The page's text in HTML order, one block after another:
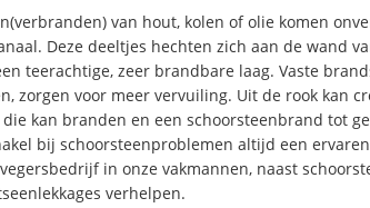
van hout, kolen of olie komen
Deze deeltjes hechten zich aan de wand
teerachtige, zeer brandbare laag. Vaste
zorgen voor meer vervuiling. Uit de rook kan
kan branden en een schoorsteenbrand tot
bij schoorsteenproblemen altijd een ervaren
in onze vakmannen, naast
verhelpen.